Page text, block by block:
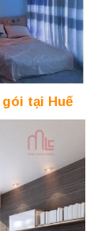
tại Huế